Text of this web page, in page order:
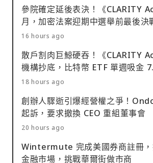
參院確定延後表決！《CLARITY
月，加密法案迎期中選舉前最後決
16 hours ago
散戶割肉巨鯨硬吞！《CLARITY
機構抄底，比特幣 ETF 單週吸金
18 hours ago
創辦人驟逝引爆經營權之爭！
起訴，要求撤換 CEO 重組董事會
20 hours ago
Wintermute 完成美國券商註冊，
金融市場，挑戰華爾街做市商